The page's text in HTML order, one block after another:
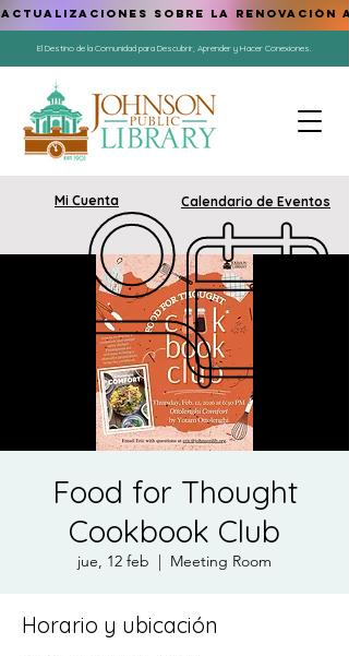
El Destino de la Comunidad para Descubrir, Aprender y Hacer Conexiones.
Mi Cuenta Calendario de Eventos
ACTUALIZACIONES SOBRE LA RENOVACIÓN
Food for Thought
Cookbook Club
jue, 12 feb
  |
Meeting Room
Horario y ubicación